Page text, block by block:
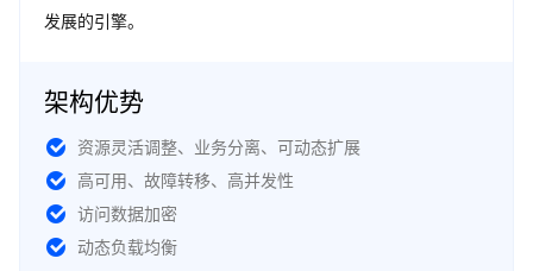
发展的引擎。
架构优势
资源灵活调整、业务分离、可动态扩展
高可用、故障转移、高并发性
访问数据加密
动态负载均衡